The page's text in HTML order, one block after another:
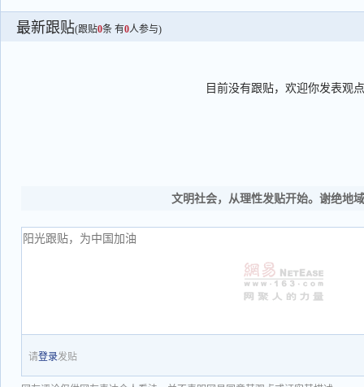
最新跟贴(跟贴0条 有0人参与)
目前没有跟贴，欢迎你发表观点
文明社会，从理性发贴开始。谢绝地
请登录发贴